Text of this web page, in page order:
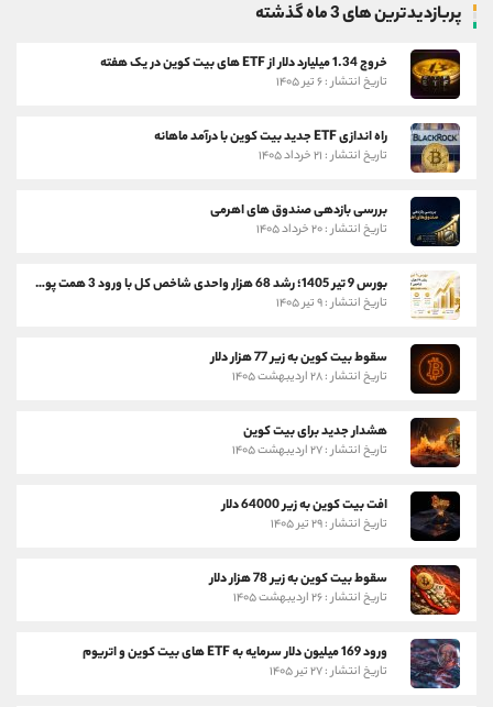
پربازدیدترین های 3 ماه گذشته
خروج 1.34 میلیارد دلار از ETF های بیت کوین در یک هفته
تاریخ انتشار : ۶ تیر ۱۴۰۵
راه اندازی ETF جدید بیت کوین با درآمد ماهانه
تاریخ انتشار : ۲۱ خرداد ۱۴۰۵
بررسی بازدهی صندوق های اهرمی
تاریخ انتشار : ۲۰ خرداد ۱۴۰۵
بورس 9 تیر 1405؛ رشد 68 هزار واحدی شاخص کل با ورود 3 همت پول حقیقی
تاریخ انتشار : ۹ تیر ۱۴۰۵
سقوط بیت کوین به زیر 77 هزار دلار
تاریخ انتشار : ۲۸ اردیبهشت ۱۴۰۵
هشدار جدید برای بیت کوین
تاریخ انتشار : ۲۷ اردیبهشت ۱۴۰۵
افت بیت کوین به زیر 64000 دلار
تاریخ انتشار : ۲۹ تیر ۱۴۰۵
سقوط بیت کوین به زیر 78 هزار دلار
تاریخ انتشار : ۲۶ اردیبهشت ۱۴۰۵
ورود 169 میلیون دلار سرمایه به ETF های بیت کوین و اتریوم
تاریخ انتشار : ۲۷ تیر ۱۴۰۵